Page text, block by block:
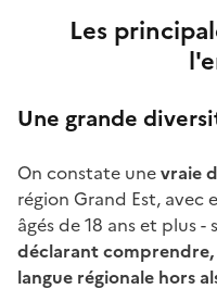
Les
Une grande
On constate unevraie
région Grand Est, avec
âgés de 18 ans et plus
déclarant comprendre,
langue régionale hors